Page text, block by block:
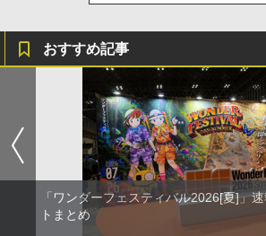
おすすめ記事
「ワンダーフェスティバル2026[夏]」
トまとめ